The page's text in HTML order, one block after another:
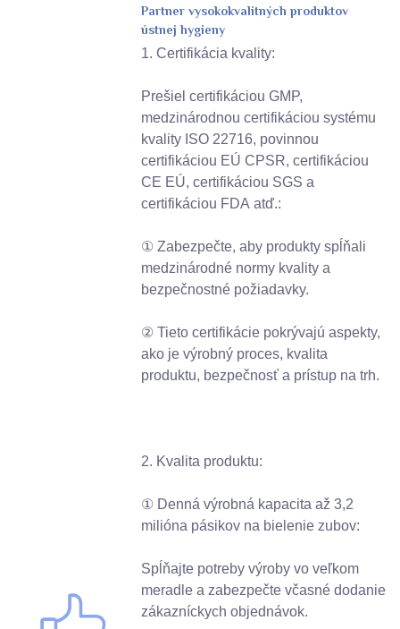
Partner vysokokvalitných produktov
ústnej hygieny
1. Certifikácia kvality:
Prešiel certifikáciou GMP,
medzinárodnou certifikáciou systému
kvality ISO 22716, povinnou
certifikáciou EÚ CPSR, certifikáciou
CE EÚ, certifikáciou SGS a
certifikáciou FDA atď.:
① Zabezpečte, aby produkty spĺňali
medzinárodné normy kvality a
bezpečnostné požiadavky.
② Tieto certifikácie pokrývajú aspekty,
ako je výrobný proces, kvalita
produktu, bezpečnosť a prístup na trh.
2. Kvalita produktu:
① Denná výrobná kapacita až 3,2
milióna pásikov na bielenie zubov:
Spĺňajte potreby výroby vo veľkom
meradle a zabezpečte včasné dodanie
zákazníckych objednávok.